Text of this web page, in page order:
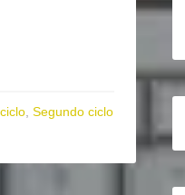
Segundo ciclo